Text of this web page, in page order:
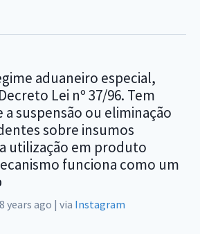
aduaneiro especial,
Lei nº 37/96. Tem
suspensão ou eliminação
sobre insumos
utilização em produto
funciona como um
8 years ago | via Instagram